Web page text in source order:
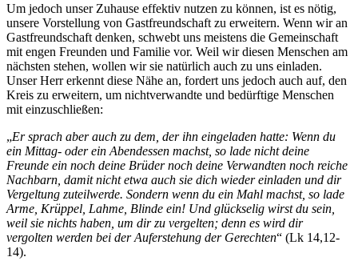
Um jedoch unser Zuhause effektiv nutzen zu können, ist es nötig,
unsere Vorstellung von Gastfreundschaft zu erweitern. Wenn wir an
Gastfreundschaft denken, schwebt uns meistens die Gemeinschaft
mit engen Freunden und Familie vor. Weil wir diesen Menschen am
nächsten stehen, wollen wir sie natürlich auch zu uns einladen.
Unser Herr erkennt diese Nähe an, fordert uns jedoch auch auf, den
Kreis zu erweitern, um nichtverwandte und bedürftige Menschen
mit einzuschließen:
„Er sprach aber auch zu dem, der ihn eingeladen hatte: Wenn du
ein Mittag- oder ein Abendessen machst, so lade nicht deine
Freunde ein noch deine Brüder noch deine Verwandten noch reiche
Nachbarn, damit nicht etwa auch sie dich wieder einladen und dir
Vergeltung zuteilwerde. Sondern wenn du ein Mahl machst, so lade
Arme, Krüppel, Lahme, Blinde ein! Und glückselig wirst du sein,
weil sie nichts haben, um dir zu vergelten; denn es wird dir
vergolten werden bei der Auferstehung der Gerechten“ (Lk 14,12-
14).